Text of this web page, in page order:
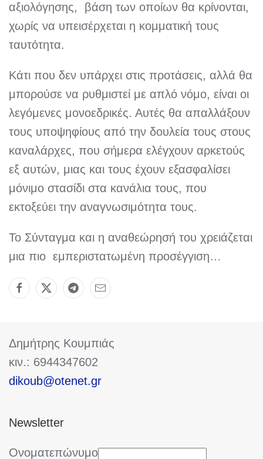
αξιολόγησης, βάση των οποίων θα κρίνονται,
χωρίς να υπεισέρχεται η κομματική τους
ταυτότητα.
Κάτι που δεν υπάρχει στις προτάσεις, αλλά θα
μπορούσε να ρυθμιστεί με απλό νόμο, είναι οι
λεγόμενες μονοεδρικές. Αυτές θα απαλλάξουν
τους υποψηφίους από την δουλεία τους στους
καναλάρχες, που σήμερα ελέγχουν αρκετούς
εξ αυτών, μιας και τους έχουν εξασφαλίσει
μόνιμο στασίδι στα κανάλια τους, που
εκτοξεύει την αναγνωσιμότητα τους.
Το Σύνταγμα και η αναθεώρησή του χρειάζεται
μια πιο εμπεριστατωμένη προσέγγιση…
Δημήτρης Κουμπιάς
κιν.: 6944347602
dikoub@otenet.gr
Newsletter
Ονοματεπώνυμο